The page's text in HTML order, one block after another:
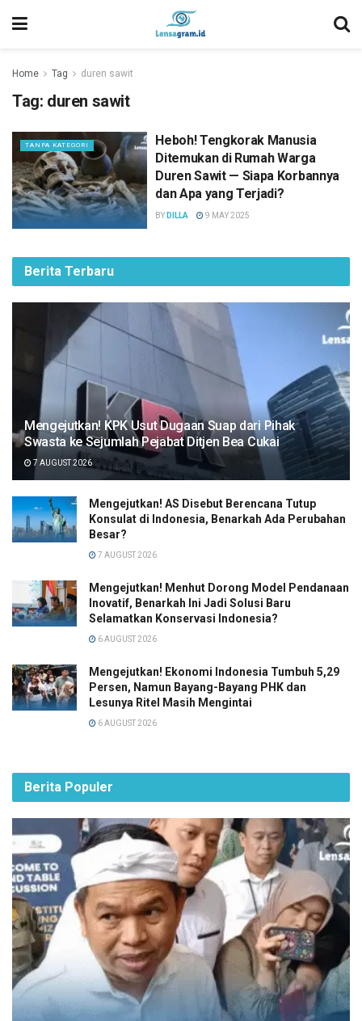
Home Tag duren sawit
Tag: duren sawit
TANPA KATEGORI
Heboh! Tengkorak Manusia
Ditemukan di Rumah Warga
Duren Sawit — Siapa Korbannya
dan Apa yang Terjadi?
BY DILLA 9 MAY 2025
Berita Terbaru
Mengejutkan! KPK Usut Dugaan Suap dari Pihak
Swasta ke Sejumlah Pejabat Ditjen Bea Cukai
7 AUGUST 2026
Mengejutkan! AS Disebut Berencana Tutup
Konsulat di Indonesia, Benarkah Ada Perubahan
Besar?
7 AUGUST 2026
Mengejutkan! Menhut Dorong Model Pendanaan
Inovatif, Benarkah Ini Jadi Solusi Baru
Selamatkan Konservasi Indonesia?
6 AUGUST 2026
Mengejutkan! Ekonomi Indonesia Tumbuh 5,29
Persen, Namun Bayang-Bayang PHK dan
Lesunya Ritel Masih Mengintai
6 AUGUST 2026
Berita Populer